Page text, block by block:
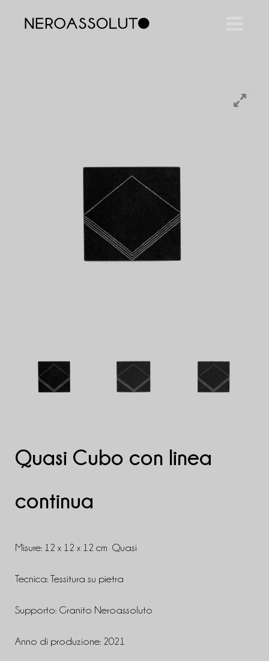
Quasi Cubo con linea
continua
Misure: 12 x 12 x 12 cm Quasi
Tecnica: Tessitura su pietra
Supporto: Granito Neroassoluto
Anno di produzione: 2021